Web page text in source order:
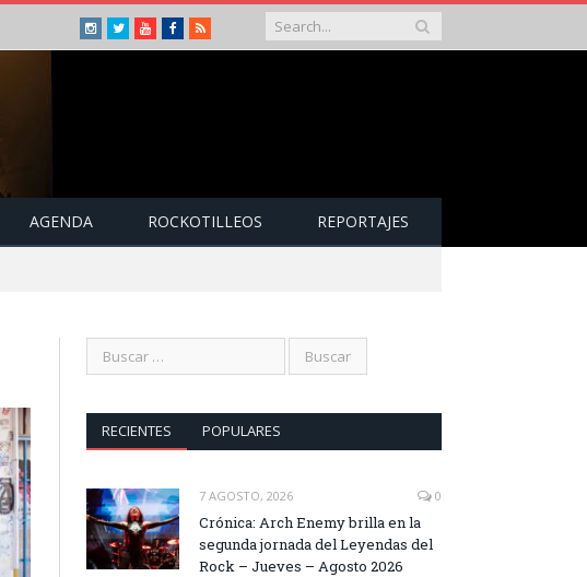
Instagram
TwitterYoutubeFacebook
RSS
AGENDA ROCKOTILLEOS REPORTAJES
RECIENTES POPULARES
7 AGOSTO, 2026 0
Crónica: Arch Enemy brilla en la
segunda jornada del Leyendas del
Rock – Jueves – Agosto 2026